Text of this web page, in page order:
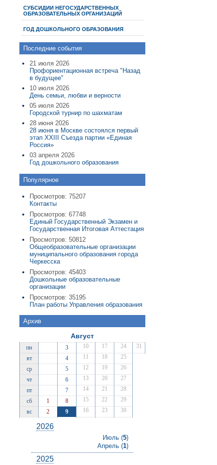
СУБСИДИИ НЕГОСУДАРСТВЕННЫХ
ОБРАЗОВАТЕЛЬНЫХ ОРГАНИЗАЦИЙ
ГОД ДОШКОЛЬНОГО ОБРАЗОВАНИЯ
Последние события
21 июля 2026
Профориентационная встреча "Назад
в будущее"
10 июля 2026
День семьи, любви и верности
05 июля 2026
Городской турнир по шахматам
28 июня 2026
28 июня в Москве состоялся первый
этап XXIII Съезда партии «Единая
Россия»
03 апреля 2026
Год дошкольного образования
Популярное
Просмотров: 75207
Контакты
Просмотров: 67748
Единый Государственный Экзамен и
Государственная Итоговая Аттестация
Просмотров: 50812
Общеобразовательные организации
муниципального образования города
Черкесска
Просмотров: 45403
Дошкольные образовательные
организации
Просмотров: 35195
План работы Управления образования
Архив
Август
пн 3 10 17 24
31
вт
4 11 18
25
ср
5 12 19
26
чт
6 13 20
27
пт
7 14 21
28
сб
1 8 15 22
29
вс
2 9 16 23 30
2026
Июль (5)
Апрель (1)
2025